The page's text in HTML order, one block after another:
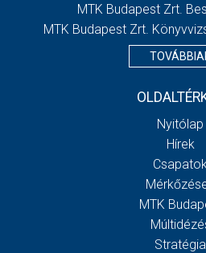
MTK Budapest Zrt.
MTK Budapest Zrt.
Nyitólap
Hírek
Csapatok
MTK
Stratégia